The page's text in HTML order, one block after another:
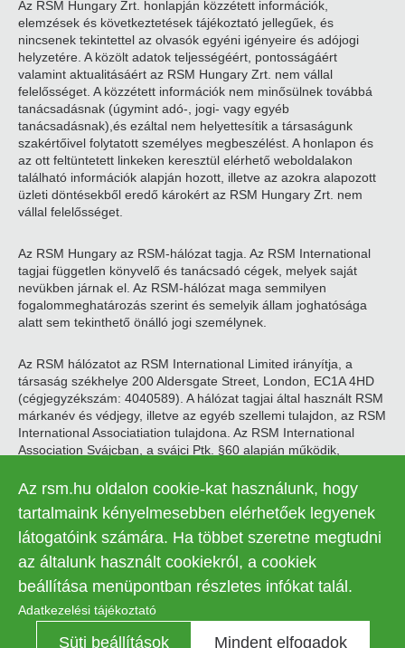
Az RSM Hungary Zrt. honlapján közzétett információk,
elemzések és következtetések tájékoztató jellegűek, és
nincsenek tekintettel az olvasók egyéni igényeire és adójogi
helyzetére. A közölt adatok teljességéért, pontosságáért
valamint aktualitásáért az RSM Hungary Zrt. nem vállal
felelősséget. A közzétett információk nem minősülnek továbbá
tanácsadásnak (úgymint adó-, jogi- vagy egyéb
tanácsadásnak),és ezáltal nem helyettesítik a társaságunk
szakértőivel folytatott személyes megbeszélést. A honlapon és
az ott feltüntetett linkeken keresztül elérhető weboldalakon
található információk alapján hozott, illetve az azokra alapozott
üzleti döntésekből eredő károkért az RSM Hungary Zrt. nem
vállal felelősséget.
Az RSM Hungary az RSM-hálózat tagja. Az RSM International
tagjai független könyvelő és tanácsadó cégek, melyek saját
nevükben járnak el. Az RSM-hálózat maga semmilyen
fogalommeghatározás szerint és semelyik állam joghatósága
alatt sem tekinthető önálló jogi személynek.
Az RSM hálózatot az RSM International Limited irányítja, a
társaság székhelye 200 Aldersgate Street, London, EC1A 4HD
(cégjegyzékszám: 4040589). A hálózat tagjai által használt RSM
márkanév és védjegy, illetve az egyéb szellemi tulajdon, az RSM
International Associatiation tulajdona. Az RSM International
Association Svájcban, a svájci Ptk. §60 alapján működik,
© 2026 RSM Hungary Zrt. | Minden jog fenntartva
Legal
menu
Adatkezelési tájékoztató
Kapcsolat
Süti beállítások
Az rsm.hu oldalon cookie-kat használunk, hogy
tartalmaink kényelmesebben elérhetőek legyenek
látogatóink számára. Ha többet szeretne megtudni
az általunk használt cookiekról, a cookiek
beállítása menüpontban részletes infókat talál.
Adatkezelési tájékoztató
Süti beállítások Mindent elfogadok